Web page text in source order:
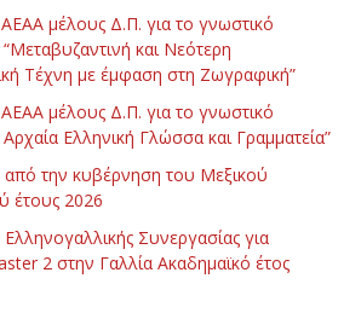
μέλους Δ.Π. για το γνωστικό
“Μεταβυζαντινή και Νεότερη
Τέχνη με έμφαση στη Ζωγραφική”
μέλους Δ.Π. για το γνωστικό
Αρχαία Ελληνική Γλώσσα και Γραμματεία”
από την κυβέρνηση του Μεξικού
έτους 2026
Συνεργασίας για
2 στην Γαλλία Ακαδημαϊκό έτος